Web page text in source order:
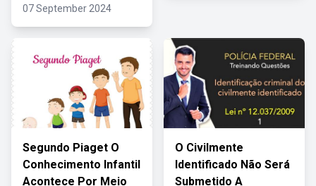
07 September 2024
Segundo Piaget O
Conhecimento Infantil
Acontece Por Meio
O Civilmente
Identificado Não Será
Submetido A